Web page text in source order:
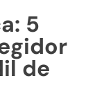
5
de